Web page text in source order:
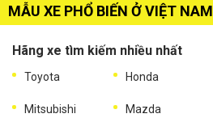
MẪU XE PHỔ BIẾN Ở VIỆT NAM
Hãng xe tìm kiếm nhiều nhất
Toyota Honda
Mitsubishi Mazda